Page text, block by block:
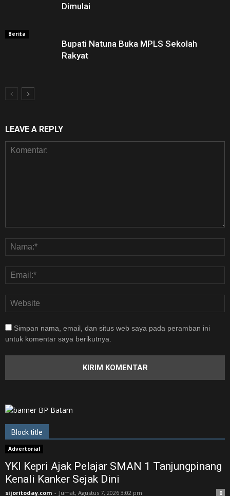
Dimulai
Berita
Bupati Natuna Buka MPLS Sekolah
Rakyat
LEAVE A REPLY
Simpan nama, email, dan situs web saya pada peramban ini
untuk komentar saya berikutnya.
Block title
Advertorial
YKI Kepri Ajak Pelajar SMAN 1 Tanjungpinang
Kenali Kanker Sejak Dini
sijoritoday.com - Jumat, Agustus 7, 2026 3:02 pm 0